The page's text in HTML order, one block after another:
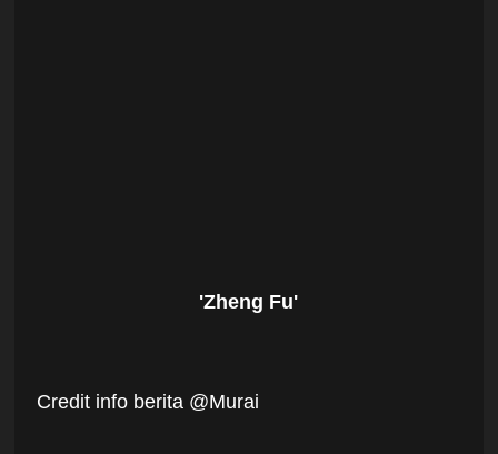
'Zheng Fu'
Credit info berita @Murai